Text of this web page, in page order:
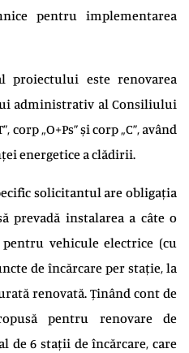
pentru implementarea
proiectului este renovarea
administrativ al Consiliului
corp „O+Ps” și corp „C”, având
energetice a clădirii.
solicitantul are obligația
prevadă instalarea a câte o
vehicule electrice (cu
de încărcare per stație, la
renovată. Ținând cont de
pentru renovare de
de 6 stații de încărcare, care